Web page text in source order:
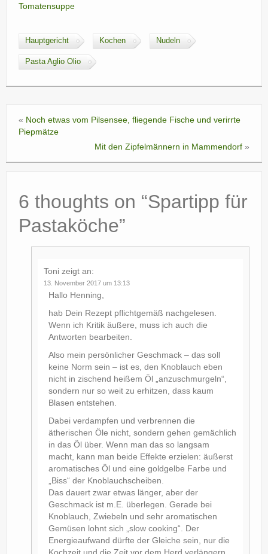
Tomatensuppe
Hauptgericht Kochen Nudeln
Pasta Aglio Olio
« Noch etwas vom Pilsensee, fliegende Fische und verirrte
Piepmätze
Mit den Zipfelmännern in Mammendorf »
6 thoughts on “Spartipp für
Pastaköche”
Toni zeigt an:
13. November 2017 um 13:13
Hallo Henning,
hab Dein Rezept pflichtgemäß nachgelesen.
Wenn ich Kritik äußere, muss ich auch die
Antworten bearbeiten.
Also mein persönlicher Geschmack – das soll
keine Norm sein – ist es, den Knoblauch eben
nicht in zischend heißem Öl „anzuschmurgeln“,
sondern nur so weit zu erhitzen, dass kaum
Blasen entstehen.
Dabei verdampfen und verbrennen die
ätherischen Öle nicht, sondern gehen gemächlich
in das Öl über. Wenn man das so langsam
macht, kann man beide Effekte erzielen: äußerst
aromatisches Öl und eine goldgelbe Farbe und
„Biss“ der Knoblauchscheiben.
Das dauert zwar etwas länger, aber der
Geschmack ist m.E. überlegen. Gerade bei
Knoblauch, Zwiebeln und sehr aromatischen
Gemüsen lohnt sich „slow cooking“. Der
Energieaufwand dürfte der Gleiche sein, nur die
Kochzeit und die Zeit vor dem Herd verlängern